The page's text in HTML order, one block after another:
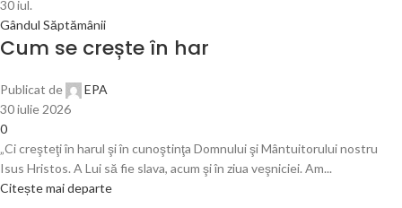
30iul.
Gândul Săptămânii
Cum se crește în har
Publicat de
EPA
30 iulie 2026
0
„Ci creşteţi în harul şi în cunoştinţa Domnului şi Mântuitorului nostru
Isus Hristos. A Lui să fie slava, acum şi în ziua veşniciei. Am...
Citește mai departe